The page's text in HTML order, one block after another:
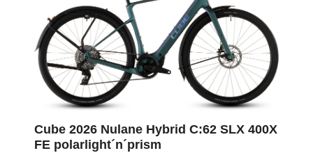
Cube 2026 Nulane Hybrid C:62 SLX 400X
FE polarlight´n´prism